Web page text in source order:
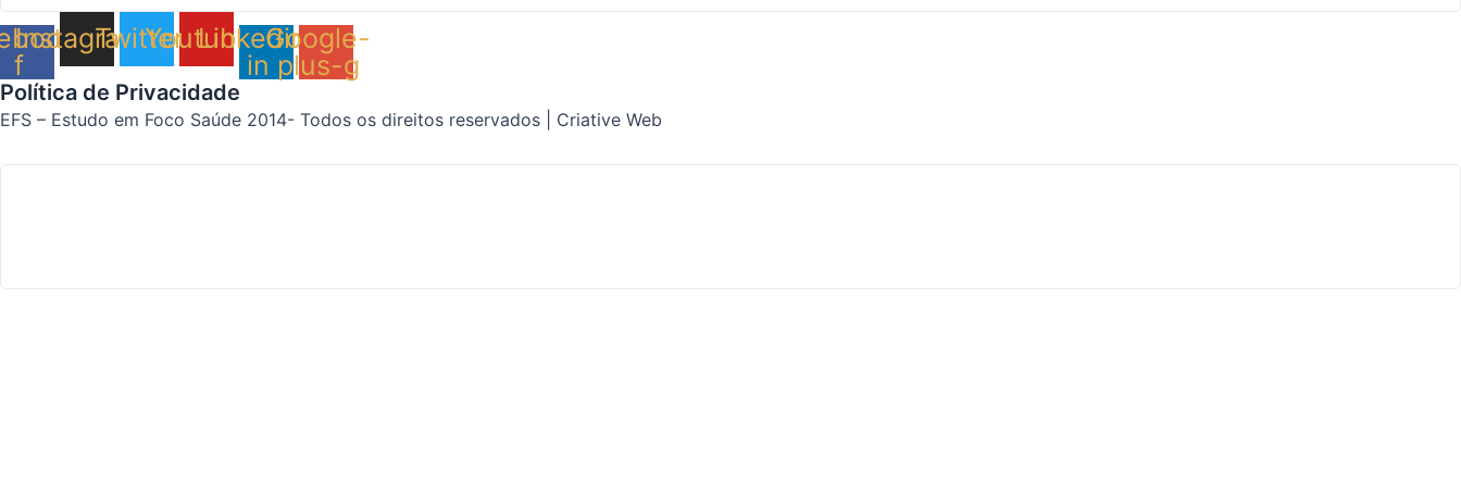
f
Instagram
TwitterYoutubeLinkedin-
in
Google-
plus-g
Política de Privacidade
EFS – Estudo em Foco Saúde 2014- Todos os direitos reservados | Criative Web